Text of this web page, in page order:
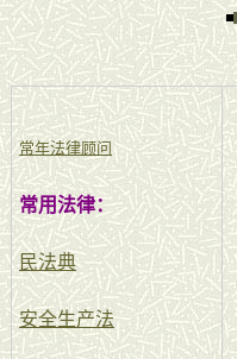
常年法律顾问
常用法律：
民法典
安全生产法